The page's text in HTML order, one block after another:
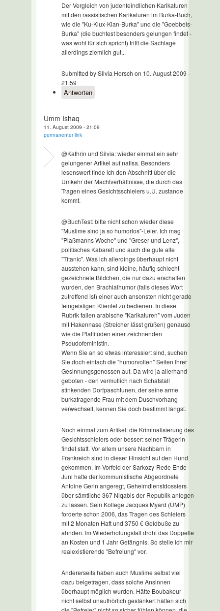
Der Vergleich von judenfeindlichen Karikaturen
mit den rassistischen Karikaturen im Burka-Buch,
wie die "Ku-Klux-Klan-Burka" und die "Goebbels-
Burka" (die buchtest besonders gelungen findet -
was wohl für sich spricht) trifft die Sachlage
allerdings ziemlich gut...
Submitted by Silvia Horsch on 10. August 2009 -
21:59
Antworten
Umm Ishaq
11. August 2009 - 21:09
permanenter link
@Kathrin und Silvia: wieder einmal ein sehr
gelungener Artikel auf nafisa. Besonders
lesenswert finde ich den Abschnitt über die
Umkehr der Machtverhältnisse, die durch das
Tragen eines Gesichtsschleiers u.U. zustande
kommt.
@BuchTest: bitte nicht schon wieder diese
"Muslime sind ja so humorlos"-Leier. Ich mag
"Plaßmanns Woche" und "Greser und Lenz",
politisches Kabarett und auch die gute alte
"Titanic". Was ich allerdings überhaupt nicht
ausstehen kann, sind kleine, häufig schlecht
gezeichnete Bildchen, die nur dazu erschaffen
wurden, den Brachialhumor (falls dieses Wort
zutreffend ist) einer auch ansonsten nicht gerade
feingeistigen Klientel zu bedienen. In diese
Rubrik fallen arabische "Karikaturen" vom Juden
mit Hakennase (Streicher lässt grüßen) genauso
wie die Plattitüden einer zeichnenden
Pseudofeministin.
Wenn Sie an so etwas interessiert sind, suchen
Sie doch einfach die "humorvollen" Seiten Ihrer
Gesinnungsgenossen auf. Da wird ja allerhand
geboten - den vermutlich nach Schafstall
stinkenden Dorfpaschtunen, der seine arme
burkatragende Frau mit dem Duschvorhang
verwechselt, kennen Sie doch bestimmt längst.
Noch einmal zum Artikel: die Kriminalisierung des
Gesichtsschleiers oder besser: seiner Trägerin
findet statt. Vor allem unsere Nachbarn in
Frankreich sind in dieser Hinsicht auf den Hund
gekommen. Im Vorfeld der Sarkozy-Rede Ende
Juni hatte der kommunistische Abgeordnete
Antoine Gerin angeregt, Geheimdienstdossiers
über sämtliche 367 Niqabis der Republik anlegen
zu lassen. Sein Kollege Jacques Myard (UMP)
forderte schon 2006, das Tragen des Schleiers
mit 2 Monaten Haft und 3750 € Geldbuße zu
ahnden. Im Wiederholungsfall droht das Doppelte
an Kosten und 1 Jahr Gefängnis. So stelle ich mir
realexistierende "Befreiung" vor.
Andererseits haben auch Muslime selbst viel
dazu beigetragen, dass solche Ansinnen
überhaupt möglich wurden. Hätte Boubakeur
nicht selbst unaufhörlich gestänkert hätten sich